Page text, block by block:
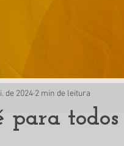
para todos
de 2024 2 min de leitura